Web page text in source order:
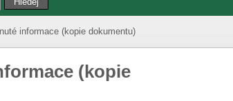
informace (kopie dokumentu)
(kopie